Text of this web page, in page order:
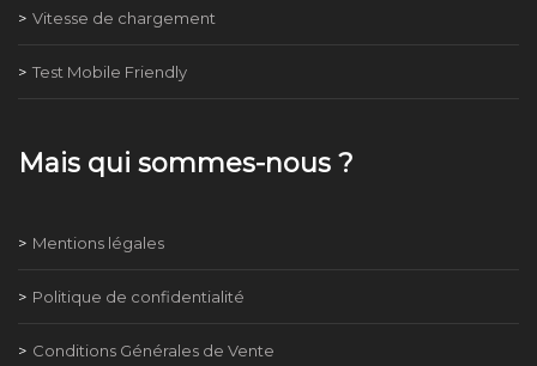
Vitesse de chargement
Test Mobile Friendly
Mais qui sommes-nous ?
Mentions légales
Politique de confidentialité
Conditions Générales de Vente